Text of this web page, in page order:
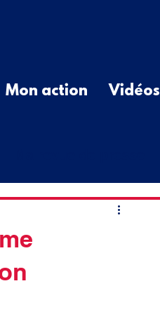
Mon action Vidéos
Question orale